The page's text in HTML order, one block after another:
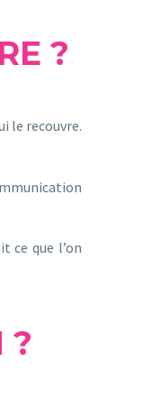
?
le recouvre.
ce que l’on
?